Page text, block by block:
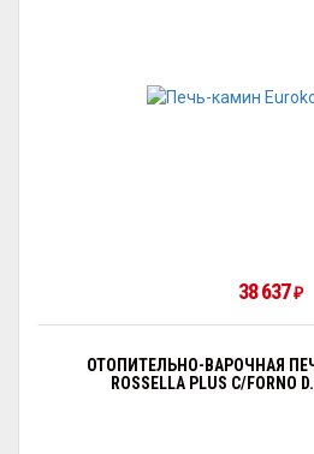
38 637₽
ОТОПИТЕЛЬНО-ВАРОЧНАЯ ПЕЧЬ
ROSSELLA PLUS C/FORNO